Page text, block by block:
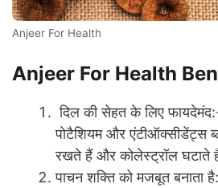
Anjeer For Health
Anjeer For Health
दिल की सेहत के लिए
पोटैशियम और एंटीऑक्सीडेंट्स
रखते हैं और कोलेस्ट्रॉल घटाते
पाचन शक्ति को मजबूत बनाता